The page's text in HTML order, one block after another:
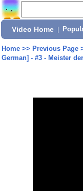
Video Home
Home>> Previous Page
German] - #3 - Meister